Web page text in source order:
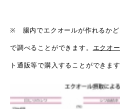
※ 腸内でエクオールが作れるかど
で調べることができます。 エクオ
ト通販等で購入することができます